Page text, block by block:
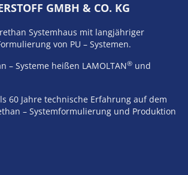
GMBH & CO. KG
Systemhaus mit langjähriger
von PU – Systemen.
– Systeme heißen LAMOLTAN® und
60 Jahre technische Erfahrung auf dem
– Systemformulierung und Produktion